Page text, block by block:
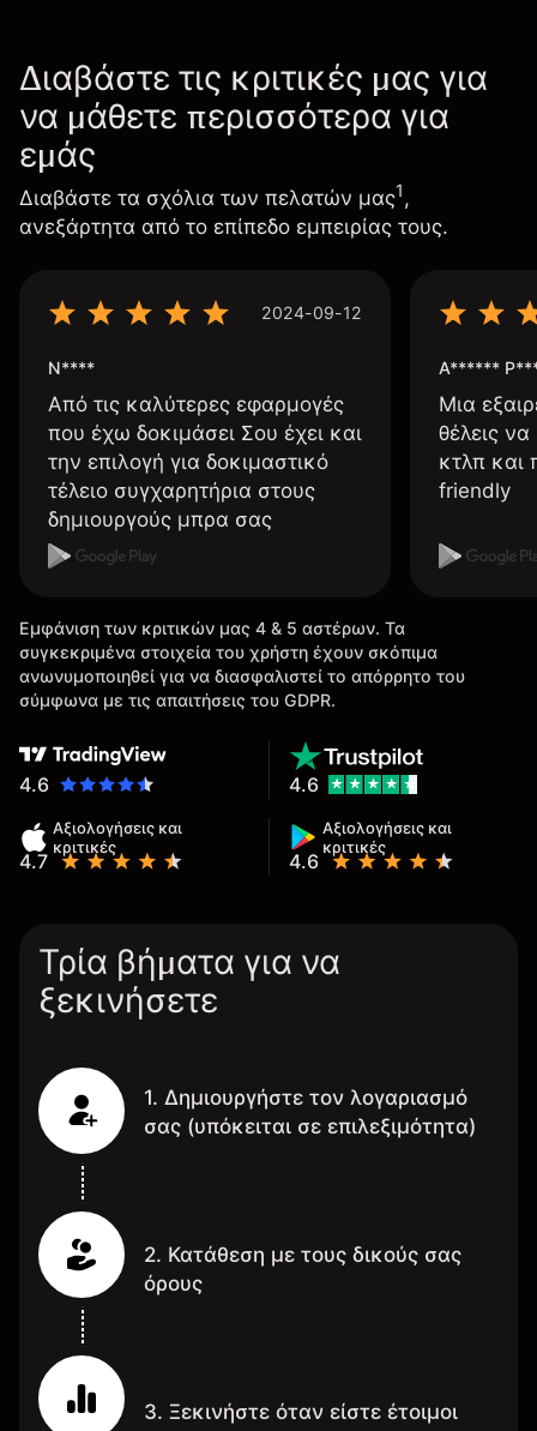
Διαβάστε τις κριτικές μας για
να μάθετε περισσότερα για
εμάς
Διαβάστε τα σχόλια των πελατών μας1,
ανεξάρτητα από το επίπεδο εμπειρίας τους.
2024-09-12
N****
Από τις καλύτερες εφαρμογές
που έχω δοκιμάσει Σου έχει και
την επιλογή για δοκιμαστικό
τέλειο συγχαρητήρια στους
δημιουργούς μπρα σας
A******
Μια
θέλεις
κτλπ και
friendly
Εμφάνιση των κριτικών μας 4 & 5 αστέρων. Τα
συγκεκριμένα στοιχεία του χρήστη έχουν σκόπιμα
ανωνυμοποιηθεί για να διασφαλιστεί το απόρρητο του
σύμφωνα με τις απαιτήσεις του GDPR.
4.6
Αξιολογήσεις και
κριτικές
4.7
Αξιολογήσεις και
κριτικές
4.6
4.6
Τρία βήματα για να
ξεκινήσετε
1. Δημιουργήστε τον λογαριασμό
σας (υπόκειται σε επιλεξιμότητα)
2. Κατάθεση με τους δικούς σας
όρους
3. Ξεκινήστε όταν είστε έτοιμοι